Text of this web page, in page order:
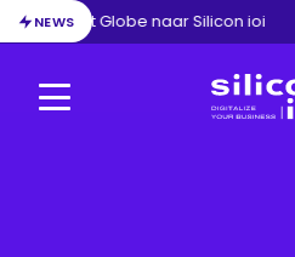
NEWS
van Exact Globe naar Silicon ioi
Menu